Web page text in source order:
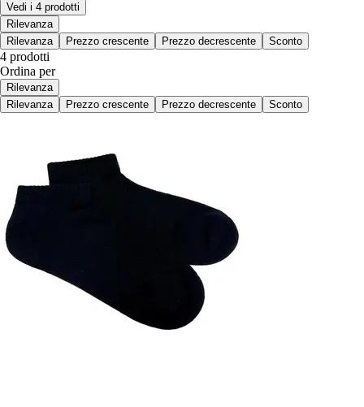
Vedi i 4 prodotti
Rilevanza
Rilevanza
Prezzo crescente Prezzo decrescente Sconto
4 prodotti
Ordina per
Rilevanza
Rilevanza
Prezzo crescente Prezzo decrescente Sconto